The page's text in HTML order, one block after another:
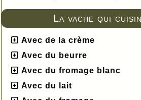
La vache qui
Avec de la crème
Avec du beurre
Avec du fromage blanc
Avec du lait